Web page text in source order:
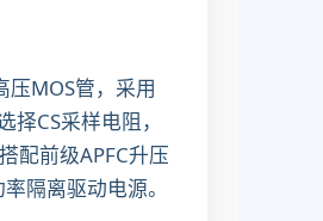
压MOS管，采用
CS采样电阻，
配前级APFC升压
隔离驱动电源。